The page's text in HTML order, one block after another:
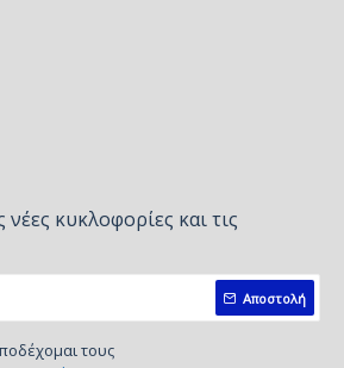
κυκλοφορίες και τις
Αποστολή
τους